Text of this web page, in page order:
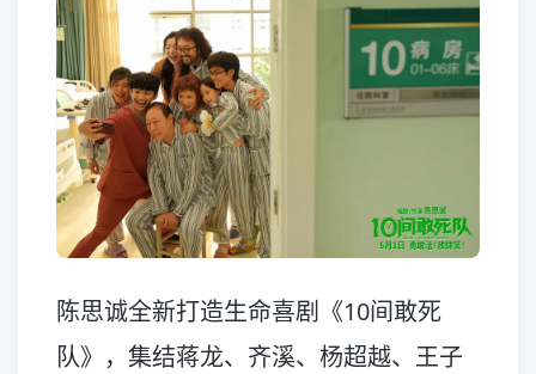
陈思诚全新打造生命喜剧《10间敢死
队》，集结蒋龙、齐溪、杨超越、王子